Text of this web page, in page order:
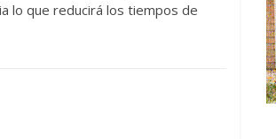
lo que reducirá los tiempos de